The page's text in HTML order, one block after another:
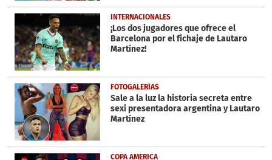
INTERNACIONALES
¡Los dos jugadores que ofrece el
Barcelona por el fichaje de Lautaro
Martínez!
FOTOGALERÍAS
Sale a la luz la historia secreta entre
sexi presentadora argentina y Lautaro
Martínez
COPA AMERICA